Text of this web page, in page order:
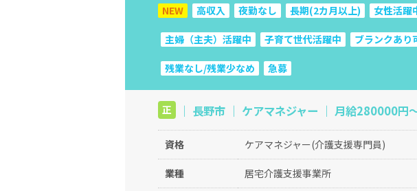
NEW 高収入 夜勤なし 長期(2カ月以上) 女性活躍
主婦（主夫）活躍中 子育て世代活躍中 ブランクあり
残業なし/残業少なめ 急募
正 ｜ 長野市 ｜ ケアマネジャー ｜ 月給280000円
資格 ケアマネジャー(介護支援専門員)
業種 居宅介護支援事業所